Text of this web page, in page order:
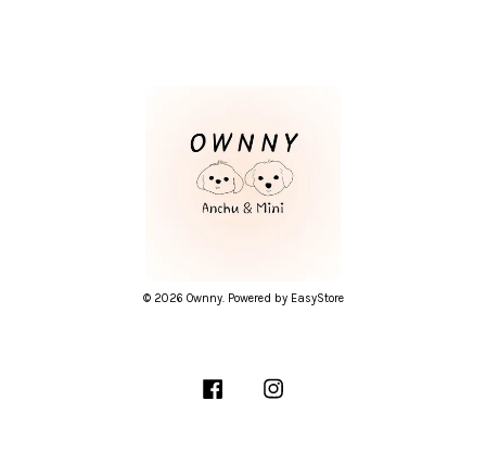
© 2026 Ownny. Powered by EasyStore
Facebook